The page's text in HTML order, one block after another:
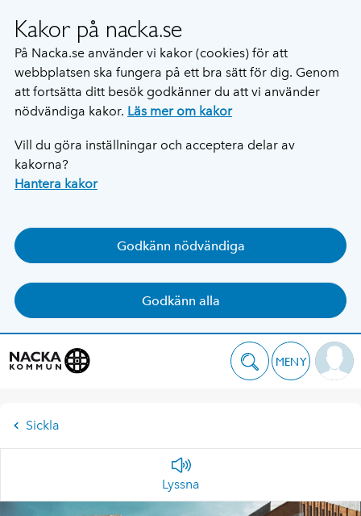
Kakor på nacka.se
På Nacka.se använder vi kakor (cookies) för att
webbplatsen ska fungera på ett bra sätt för dig. Genom
att fortsätta ditt besök godkänner du att vi använder
nödvändiga kakor. Läs mer om kakor
Vill du göra inställningar och acceptera delar av
kakorna?
Hantera kakor
Godkänn nödvändiga
Godkänn alla
MENY
Sickla
Lyssna